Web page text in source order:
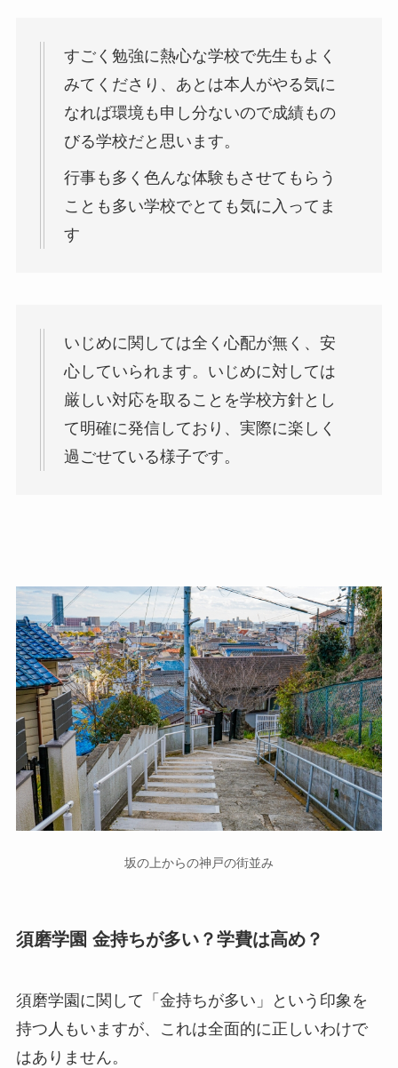
すごく勉強に熱心な学校で先生もよく
みてくださり、あとは本人がやる気に
なれば環境も申し分ないので成績もの
びる学校だと思います。
行事も多く色んな体験もさせてもらう
ことも多い学校でとても気に入ってま
す
いじめに関しては全く心配が無く、安
心していられます。いじめに対しては
厳しい対応を取ることを学校方針とし
て明確に発信しており、実際に楽しく
過ごせている様子です。
坂の上からの神戸の街並み
須磨学園 金持ちが多い？学費は高め？
須磨学園に関して「金持ちが多い」という印象を
持つ人もいますが、これは全面的に正しいわけで
はありません。